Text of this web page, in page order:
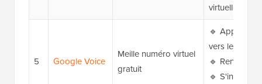
virtuelle
5 Google Voice
Meille numéro virtuel
gratuit
🔹 Appels
vers les
🔹 Renvoi
🔹 S'intègre